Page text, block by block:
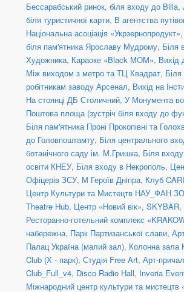
Бессарабський ринок, біля входу до Billa,
біля туристичної карти, В агентства
Національна асоціація «Укрзернопродукт»,
біля пам'ятника Ярославу Мудрому, Біля
Художника, Караоке «Black MOM», Вихід
Між виходом з метро та ТЦ Квадрат,
робітникам заводу Арсенал, Вихід на
На стоянці ДБ Столичний, У Монумента
Поштова площа (зустріч біля входу до
Біля пам'ятника Проні Прокопівні та
до Головпоштамту, Біля центрального
ботанічного саду ім. М.Гришка, Біля
освіти КНЕУ, Біля входу в Некрополь,
Офіцерів ЗСУ, М Героїв Дніпра, Клуб
Центр Культури та Мистецтв НАУ_ФАН
Theatre Hub, Центр «Новий вік», SKYBAR,
Ресторанно-готельний комплекс
набережна, Парк Партизанської слави,
Палац Україна (малий зал), Колонна
Club (Х - парк), Студія Free Art, Арт-причал
Club_Full_v4, Disco Radio Hall, Inveria
Міжнародний центр культури та